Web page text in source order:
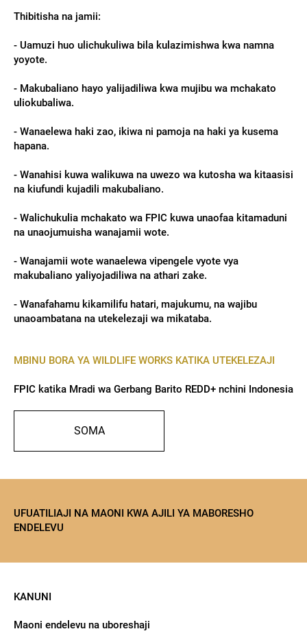
Thibitisha na jamii:
- Uamuzi huo ulichukuliwa bila kulazimishwa kwa namna
yoyote.
- Makubaliano hayo yalijadiliwa kwa mujibu wa mchakato
uliokubaliwa.
- Wanaelewa haki zao, ikiwa ni pamoja na haki ya kusema
hapana.
- Wanahisi kuwa walikuwa na uwezo wa kutosha wa kitaasisi
na kiufundi kujadili makubaliano.
- Walichukulia mchakato wa FPIC kuwa unaofaa kitamaduni
na unaojumuisha wanajamii wote.
- Wanajamii wote wanaelewa vipengele vyote vya
makubaliano yaliyojadiliwa na athari zake.
- Wanafahamu kikamilifu hatari, majukumu, na wajibu
unaoambatana na utekelezaji wa mikataba.
MBINU BORA YA WILDLIFE WORKS KATIKA UTEKELEZAJI
FPIC katika Mradi wa Gerbang Barito REDD+ nchini Indonesia
SOMA
UFUATILIAJI NA MAONI KWA AJILI YA MABORESHO
ENDELEVU
KANUNI
Maoni endelevu na uboreshaji